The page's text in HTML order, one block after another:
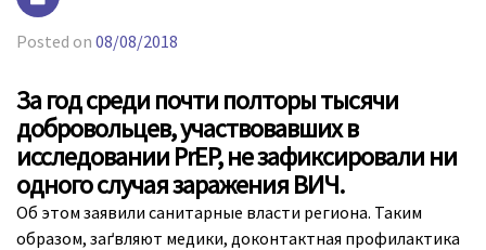
Posted on 08/08/2018
За год среди почти полторы тысячи
добровольцев, участвовавших в
исследовании PrEP, не зафиксировали ни
одного случая заражения ВИЧ.
Об этом заявили санитарные власти региона. Таким
образом, заґвляют медики, доконтактная профилактика